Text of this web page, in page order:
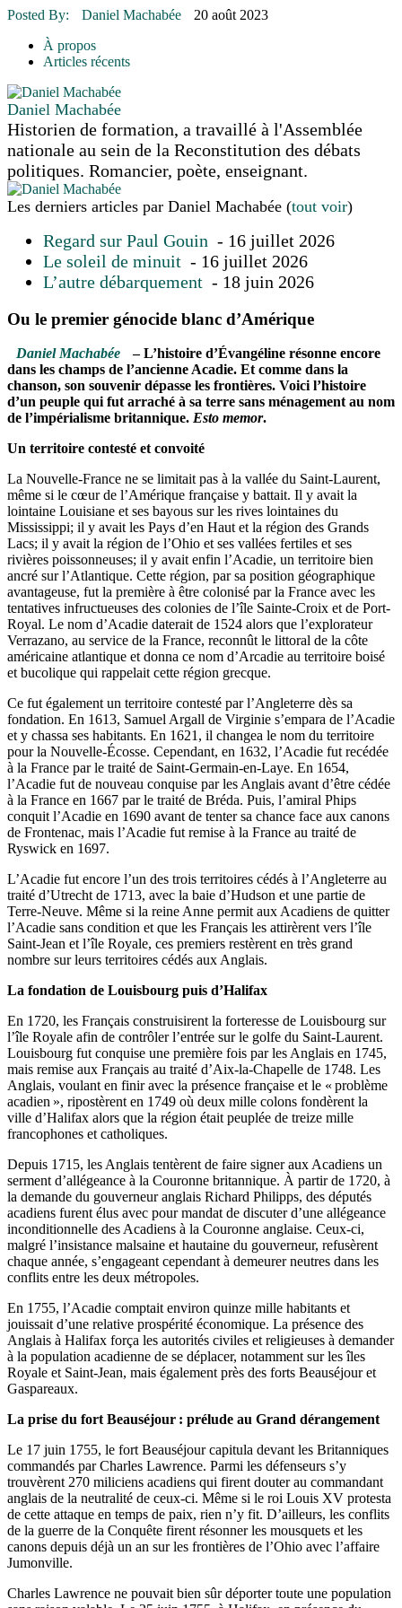
16 juillet 2026 | CULTURE
16 juillet 2026
16 juillet 2026
16 juillet 2026 |
Posted By: Daniel Machabée
20 août 2023
À propos
Articles récents
Daniel Machabée
Historien de formation, a travaillé à l'Assemblée
nationale au sein de la Reconstitution des débats
politiques. Romancier, poète, enseignant.
Les derniers articles par Daniel Machabée (tout voir)
Regard sur Paul Gouin - 16 juillet 2026
Le soleil de minuit - 16 juillet 2026
L’autre débarquement - 18 juin 2026
Ou le premier génocide blanc d’Amérique
Daniel Machabée
– L’histoire d’Évangéline résonne encore
dans les champs de l’ancienne Acadie. Et comme dans la
chanson, son souvenir dépasse les frontières. Voici l’histoire
d’un peuple qui fut arraché à sa terre sans ménagement au nom
de l’impérialisme britannique. Esto memor.
Un territoire contesté et convoité
La Nouvelle-France ne se limitait pas à la vallée du Saint-Laurent,
même si le cœur de l’Amérique française y battait. Il y avait la
lointaine Louisiane et ses bayous sur les rives lointaines du
Mississippi; il y avait les Pays d’en Haut et la région des Grands
Lacs; il y avait la région de l’Ohio et ses vallées fertiles et ses
rivières poissonneuses; il y avait enfin l’Acadie, un territoire bien
ancré sur l’Atlantique. Cette région, par sa position géographique
avantageuse, fut la première à être colonisé par la France avec les
tentatives infructueuses des colonies de l’île Sainte-Croix et de Port-
Royal. Le nom d’Acadie daterait de 1524 alors que l’explorateur
Verrazano, au service de la France, reconnût le littoral de la côte
américaine atlantique et donna ce nom d’Arcadie au territoire boisé
et bucolique qui rappelait cette région grecque.
Ce fut également un territoire contesté par l’Angleterre dès sa
fondation. En 1613, Samuel Argall de Virginie s’empara de l’Acadie
et y chassa ses habitants. En 1621, il changea le nom du territoire
pour la Nouvelle-Écosse. Cependant, en 1632, l’Acadie fut recédée
à la France par le traité de Saint-Germain-en-Laye. En 1654,
l’Acadie fut de nouveau conquise par les Anglais avant d’être cédée
à la France en 1667 par le traité de Bréda. Puis, l’amiral Phips
conquit l’Acadie en 1690 avant de tenter sa chance face aux canons
de Frontenac, mais l’Acadie fut remise à la France au traité de
Ryswick en 1697.
L’Acadie fut encore l’un des trois territoires cédés à l’Angleterre au
traité d’Utrecht de 1713, avec la baie d’Hudson et une partie de
Terre-Neuve. Même si la reine Anne permit aux Acadiens de quitter
l’Acadie sans condition et que les Français les attirèrent vers l’île
Saint-Jean et l’île Royale, ces premiers restèrent en très grand
nombre sur leurs territoires cédés aux Anglais.
La fondation de Louisbourg puis d’Halifax
En 1720, les Français construisirent la forteresse de Louisbourg sur
l’île Royale afin de contrôler l’entrée sur le golfe du Saint-Laurent.
Louisbourg fut conquise une première fois par les Anglais en 1745,
mais remise aux Français au traité d’Aix-la-Chapelle de 1748. Les
Anglais, voulant en finir avec la présence française et le « problème
acadien », ripostèrent en 1749 où deux mille colons fondèrent la
ville d’Halifax alors que la région était peuplée de treize mille
francophones et catholiques.
Depuis 1715, les Anglais tentèrent de faire signer aux Acadiens un
serment d’allégeance à la Couronne britannique. À partir de 1720, à
la demande du gouverneur anglais Richard Philipps, des députés
acadiens furent élus avec pour mandat de discuter d’une allégeance
inconditionnelle des Acadiens à la Couronne anglaise. Ceux-ci,
malgré l’insistance malsaine et hautaine du gouverneur, refusèrent
chaque année, s’engageant cependant à demeurer neutres dans les
conflits entre les deux métropoles.
En 1755, l’Acadie comptait environ quinze mille habitants et
jouissait d’une relative prospérité économique. La présence des
Anglais à Halifax força les autorités civiles et religieuses à demander
à la population acadienne de se déplacer, notamment sur les îles
Royale et Saint-Jean, mais également près des forts Beauséjour et
Gaspareaux.
La prise du fort Beauséjour : prélude au Grand dérangement
Le 17 juin 1755, le fort Beauséjour capitula devant les Britanniques
commandés par Charles Lawrence. Parmi les défenseurs s’y
trouvèrent 270 miliciens acadiens qui firent douter au commandant
anglais de la neutralité de ceux-ci. Même si le roi Louis XV protesta
de cette attaque en temps de paix, rien n’y fit. D’ailleurs, les conflits
de la guerre de la Conquête firent résonner les mousquets et les
canons depuis déjà un an sur les frontières de l’Ohio avec l’affaire
Jumonville.
Charles Lawrence ne pouvait bien sûr déporter toute une population